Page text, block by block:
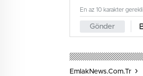
Gönder
En az 10 karakter gerekli
EmlakNews.com.tr